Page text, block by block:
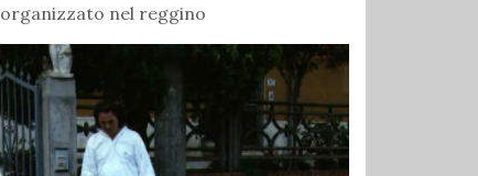
organizzato nel reggino